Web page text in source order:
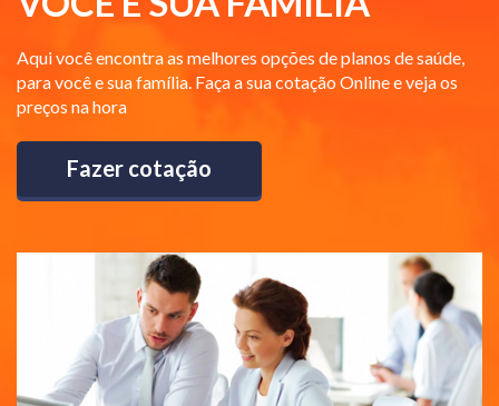
Aqui você encontra as melhores opções de planos de saúde,
para você e sua família. Faça a sua cotação Online e veja os
preços na hora
Fazer cotação